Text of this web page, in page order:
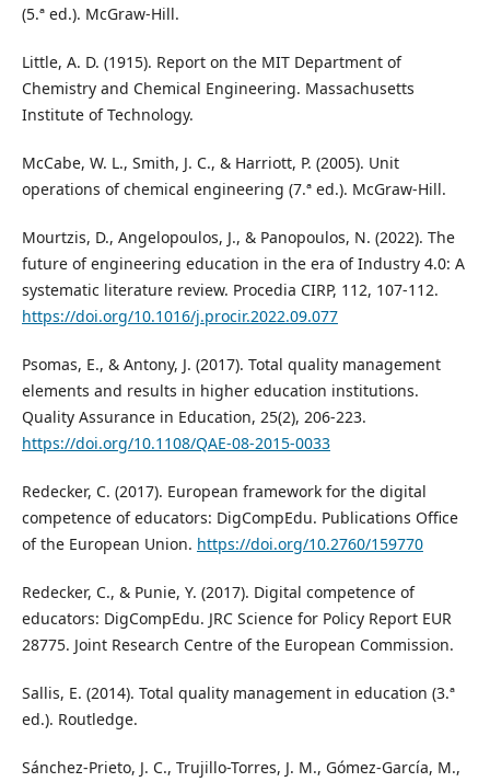
(5.ª ed.). McGraw-Hill.
Little, A. D. (1915). Report on the MIT Department of
Chemistry and Chemical Engineering. Massachusetts
Institute of Technology.
McCabe, W. L., Smith, J. C., & Harriott, P. (2005). Unit
operations of chemical engineering (7.ª ed.). McGraw-Hill.
Mourtzis, D., Angelopoulos, J., & Panopoulos, N. (2022). The
future of engineering education in the era of Industry 4.0: A
systematic literature review. Procedia CIRP, 112, 107-112.
https://doi.org/10.1016/j.procir.2022.09.077
Psomas, E., & Antony, J. (2017). Total quality management
elements and results in higher education institutions.
Quality Assurance in Education, 25(2), 206-223.
https://doi.org/10.1108/QAE-08-2015-0033
Redecker, C. (2017). European framework for the digital
competence of educators: DigCompEdu. Publications Office
of the European Union. https://doi.org/10.2760/159770
Redecker, C., & Punie, Y. (2017). Digital competence of
educators: DigCompEdu. JRC Science for Policy Report EUR
28775. Joint Research Centre of the European Commission.
Sallis, E. (2014). Total quality management in education (3.ª
ed.). Routledge.
Sánchez-Prieto, J. C., Trujillo-Torres, J. M., Gómez-García, M.,